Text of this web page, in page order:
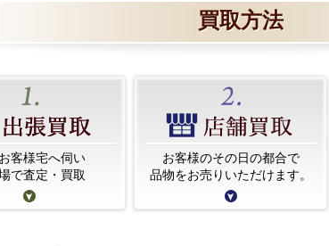
買取方法
客様宅へ伺い
で査定・買取
お客様のその日の都合で
品物をお売りいただけます。